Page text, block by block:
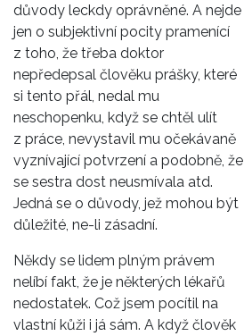
důvody leckdy oprávněné. A nejde
jen o subjektivní pocity pramenící
z toho, že třeba doktor
nepředepsal člověku prášky, které
si tento přál, nedal mu
neschopenku, když se chtěl ulít
z práce, nevystavil mu očekávaně
vyznívající potvrzení a podobně, že
se sestra dost neusmívala atd.
Jedná se o důvody, jež mohou být
důležité, ne-li zásadní.
Někdy se lidem plným právem
nelíbí fakt, že je některých lékařů
nedostatek. Což jsem pocítil na
vlastní kůži i já sám. A když člověk